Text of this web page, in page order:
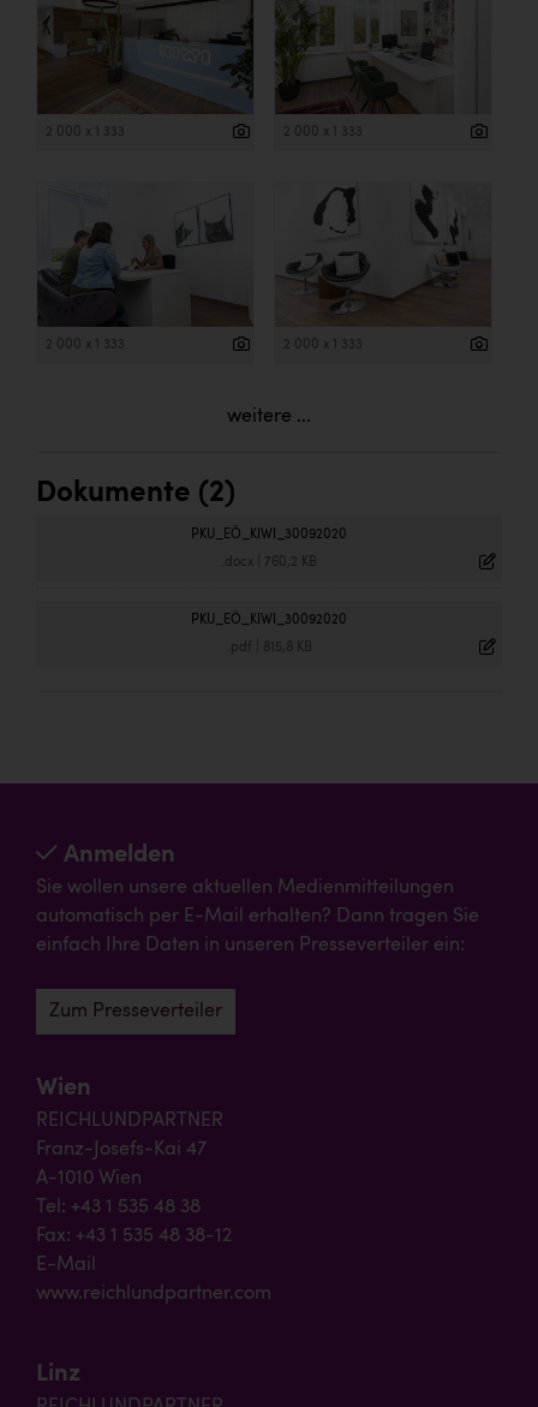
2 000 x 1 333 2 000 x 1 333
2 000 x 1 333 2 000 x 1 333
weitere ...
Dokumente (2)
PKU_EÖ_KIWI_30092020
.docx 760,2 KB
PKU_EÖ_KIWI_30092020
.pdf 815,8 KB
Anmelden
Sie wollen unsere aktuellen Medienmitteilungen
automatisch per E-Mail erhalten? Dann tragen Sie
einfach Ihre Daten in unseren Presseverteiler ein:
Zum Presseverteiler
Wien
REICHLUNDPARTNER
Franz-Josefs-Kai 47
A-1010 Wien
Tel: +43 1 535 48 38
Fax: +43 1 535 48 38-12
E-Mail
www.reichlundpartner.com
Linz